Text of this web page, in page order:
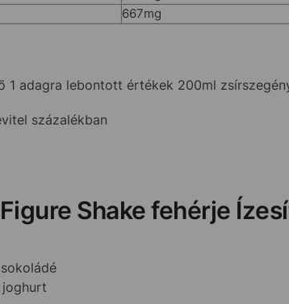
667mg
1 adagra lebontott értékek 200ml
százalékban
Shake fehérje
joghurt